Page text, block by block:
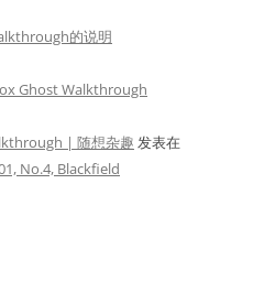
的说明
Ghost Walkthrough
| 随想杂趣 发表在
No.4, Blackfield